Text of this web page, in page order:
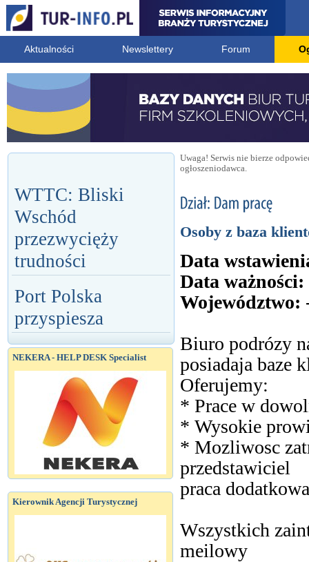
Aktualności Newslettery Forum
WTTC: Bliski
Wschód
przezwycięży
trudności
Port Polska
przyspiesza
NEKERA - HELP DESK Specialist
Kierownik Agencji Turystycznej
Uwaga! Serwis nie bierze
ogłoszeniodawca.
Osoby z baza
Data
Data ważności:
Województwo:
Biuro podrózy
posiadaja baze
Oferujemy:
* Prace w
* Wysokie
* Mozliwosc
przedstawiciel
praca
Wszystkich
meilowy